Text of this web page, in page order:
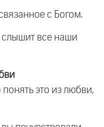
с Богом.
слышит все наши
это из любви,